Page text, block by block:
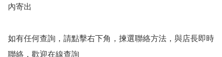
內寄出
如有任何查詢，請點擊右下角，揀選聯絡方法，與店長即時
聯絡，歡迎在線查詢